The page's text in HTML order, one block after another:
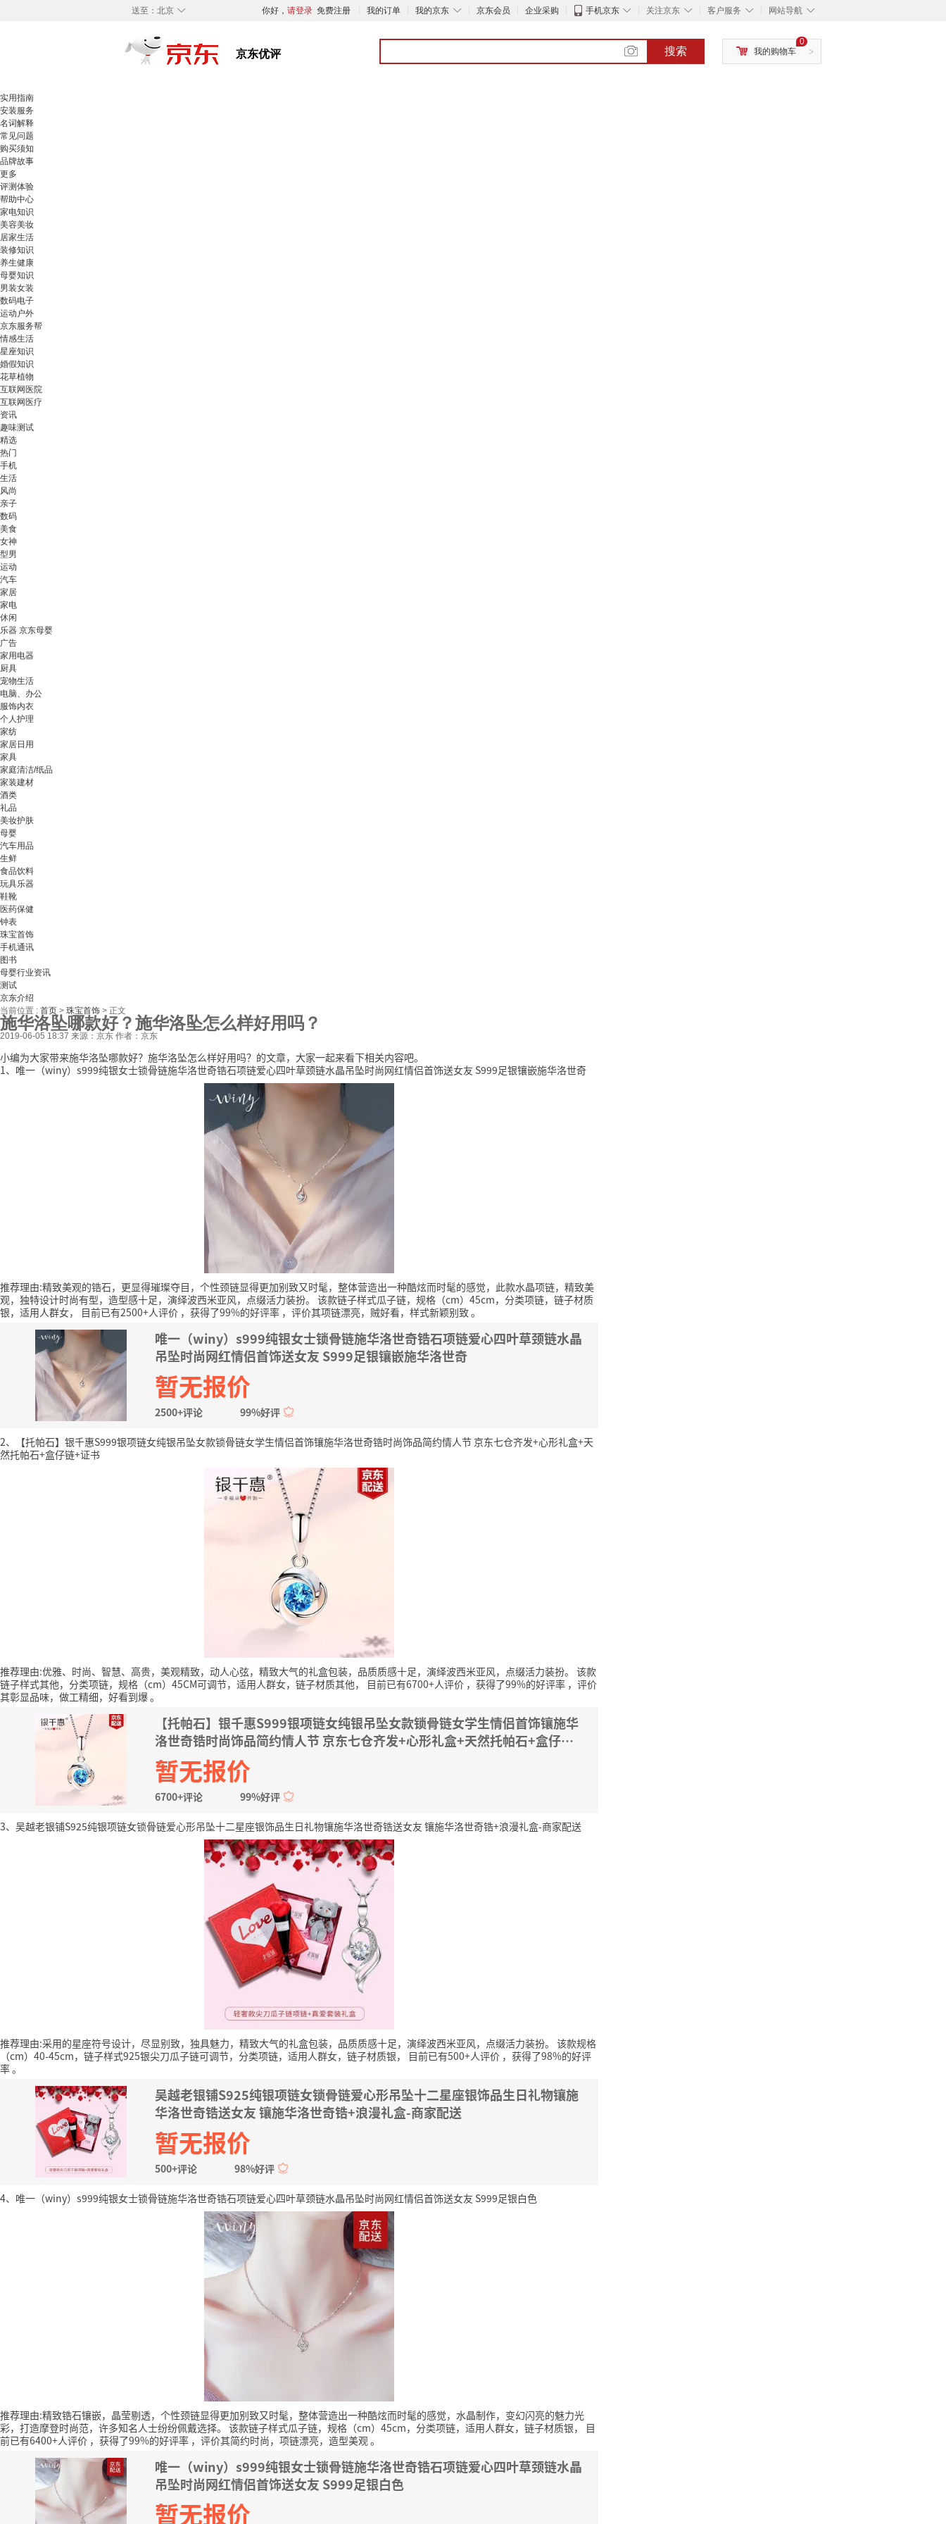
◇
送至： 北京 你好， 请登录 免费注册 我的订单 ◇
我的京东 京东会员 企业采购 ◇
手机京东 ◇
关注京东 ◇
客户服务 ◇
网站导航
搜索 >
0
我的购物车
实用指南
安装服务
名词解释
常见问题
购买须知
品牌故事
更多
评测体验
帮助中心
家电知识
美容美妆
居家生活
装修知识
养生健康
母婴知识
男装女装
数码电子
运动户外
京东服务帮
情感生活
星座知识
婚假知识
花草植物
互联网医院
互联网医疗
资讯
趣味测试
精选
热门
手机
生活
风尚
亲子
数码
美食
女神
型男
运动
汽车
家居
家电
休闲
乐器 京东母婴
广告
家用电器
厨具
宠物生活
电脑、办公
服饰内衣
个人护理
家纺
家居日用
家具
家庭清洁/纸品
家装建材
酒类
礼品
美妆护肤
母婴
汽车用品
生鲜
食品饮料
玩具乐器
鞋靴
医药保健
钟表
珠宝首饰
手机通讯
图书
母婴行业资讯
测试
京东介绍
当前位置 : 首页 > 珠宝首饰 > 正文
施华洛坠哪款好？施华洛坠怎么样好用吗？
2019-06-05 18:37 来源：京东 作者：京东
小编为大家带来施华洛坠哪款好？施华洛坠怎么样好用吗？的文章，大家一起来看下相关内容吧。
1、唯一（winy）s999纯银女士锁骨链施华洛世奇锆石项链爱心四叶草颈链水晶吊坠时尚网红情侣首饰送女友 S999足银镶嵌施华洛世奇
推荐理由:精致美观的锆石，更显得璀璨夺目，个性颈链显得更加别致又时髦，整体营造出一种酷炫而时髦的感觉，此款水晶项链，精致美
观，独特设计时尚有型，造型感十足，演绎波西米亚风，点缀活力装扮。 该款链子样式瓜子链，规格（cm）45cm，分类项链，链子材质
银，适用人群女，
目前已有2500+人评价 ，获得了99%的好评率 ，评价其项链漂亮，贼好看，样式新颖别致。
唯一（winy）s999纯银女士锁骨链施华洛世奇锆石项链爱心四叶草颈链水晶
吊坠时尚网红情侣首饰送女友 S999足银镶嵌施华洛世奇
暂无报价
2500+评论 99%好评
2、【托帕石】银千惠S999银项链女纯银吊坠女款锁骨链女学生情侣首饰镶施华洛世奇锆时尚饰品简约情人节 京东七仓齐发+心形礼盒+天
然托帕石+盒仔链+证书
推荐理由:优雅、时尚、智慧、高贵，美观精致，动人心弦，精致大气的礼盒包装，品质质感十足，演绎波西米亚风，点缀活力装扮。 该款
链子样式其他，分类项链，规格（cm）45CM可调节，适用人群女，链子材质其他，
目前已有6700+人评价 ，获得了99%的好评率 ，评价
其彰显品味，做工精细，好看到爆。
【托帕石】银千惠S999银项链女纯银吊坠女款锁骨链女学生情侣首饰镶施华
洛世奇锆时尚饰品简约情人节 京东七仓齐发+心形礼盒+天然托帕石+盒仔链
+证书
暂无报价
6700+评论 99%好评
3、吴越老银铺S925纯银项链女锁骨链爱心形吊坠十二星座银饰品生日礼物镶施华洛世奇锆送女友 镶施华洛世奇锆+浪漫礼盒-商家配送
推荐理由:采用的星座符号设计，尽显别致，独具魅力，精致大气的礼盒包装，品质质感十足，演绎波西米亚风，点缀活力装扮。 该款规格
（cm）40-45cm，链子样式925银尖刀瓜子链可调节，分类项链，适用人群女，链子材质银，
目前已有500+人评价 ，获得了98%的好评
率。
吴越老银铺S925纯银项链女锁骨链爱心形吊坠十二星座银饰品生日礼物镶施
华洛世奇锆送女友 镶施华洛世奇锆+浪漫礼盒-商家配送
暂无报价
500+评论 98%好评
4、唯一（winy）s999纯银女士锁骨链施华洛世奇锆石项链爱心四叶草颈链水晶吊坠时尚网红情侣首饰送女友 S999足银白色
推荐理由:精致锆石镶嵌，晶莹剔透，个性颈链显得更加别致又时髦，整体营造出一种酷炫而时髦的感觉，水晶制作，变幻闪亮的魅力光
彩，打造摩登时尚范，许多知名人士纷纷佩戴选择。 该款链子样式瓜子链，规格（cm）45cm，分类项链，适用人群女，链子材质银，
目
前已有6400+人评价 ，获得了99%的好评率 ，评价其简约时尚，项链漂亮，造型美观。
唯一（winy）s999纯银女士锁骨链施华洛世奇锆石项链爱心四叶草颈链水晶
吊坠时尚网红情侣首饰送女友 S999足银白色
暂无报价